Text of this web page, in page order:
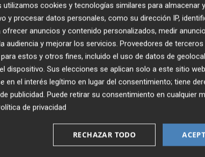
de longitud, y despliega un diseño atractivo,
un interior amplio y muy cómodo, ya que
para los ocupantes de la segunda fila de
elementos como el cambio automático,
de eco-piel o los espejos retrovisores
con dos acabados a elegir: Luxury e
con 1.498 cm3 de cilindrada y 114 CV de
gas licuado del petróleo (GLP) en cuyo caso se
cookies y tecnologías similares para almacenar
y procesar datos personales, como su dirección IP,
ofrecer anuncios y contenido personalizados, medir
audiencia y mejorar los servicios. Proveedores de terceros
estos y otros fines, incluido el uso de datos de
dispositivo. Sus elecciones se aplican solo a este sitio
en el interés legítimo en lugar del consentimiento; tiene
publicidad. Puede retirar su consentimiento en cualquier
de privacidad
RECHAZAR TODO